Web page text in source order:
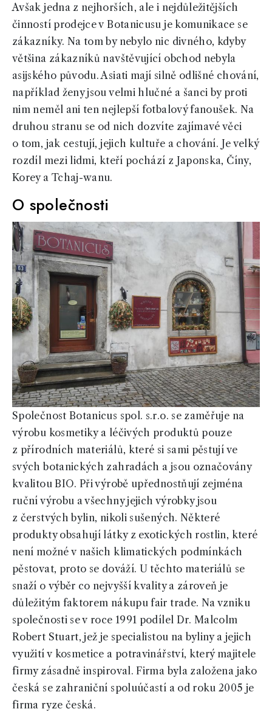
Avšak jedna z nejhorších, ale i nejdůležitějších
činností prodejce v Botanicusu je komunikace se
zákazníky. Na tom by nebylo nic divného, kdyby
většina zákazníků navštěvující obchod nebyla
asijského původu. Asiati mají silně odlišné chování,
například ženy jsou velmi hlučné a šanci by proti
nim neměl ani ten nejlepší fotbalový fanoušek. Na
druhou stranu se od nich dozvíte zajímavé věci
o tom, jak cestují, jejich kultuře a chování. Je velký
rozdíl mezi lidmi, kteří pochází z Japonska, Číny,
Korey a Tchaj-wanu.
O společnosti
Společnost Botanicus spol. s.r.o. se zaměřuje na
výrobu kosmetiky a léčivých produktů pouze
z přírodních materiálů, které si sami pěstují ve
svých botanických zahradách a jsou označovány
kvalitou BIO. Při výrobě upřednostňují zejména
ruční výrobu a všechny jejich výrobky jsou
z čerstvých bylin, nikoli sušených. Některé
produkty obsahují látky z exotických rostlin, které
není možné v našich klimatických podmínkách
pěstovat, proto se dováží. U těchto materiálů se
snaží o výběr co nejvyšší kvality a zároveň je
důležitým faktorem nákupu fair trade. Na vzniku
společnosti se v roce 1991 podílel Dr. Malcolm
Robert Stuart, jež je specialistou na byliny a jejich
využití v kosmetice a potravinářství, který majitele
firmy zásadně inspiroval. Firma byla založena jako
česká se zahraniční spoluúčastí a od roku 2005 je
firma ryze česká.